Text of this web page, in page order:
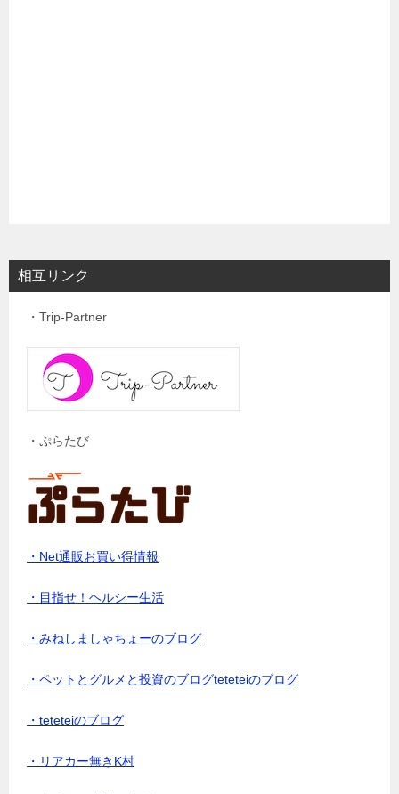
相互リンク
・Trip-Partner
・ぷらたび
・Net通販お買い得情報
・目指せ！ヘルシー生活
・みねしましゃちょーのブログ
・ペットとグルメと投資のブログteteteiのブログ
・teteteiのブログ
・リアカー無きK村